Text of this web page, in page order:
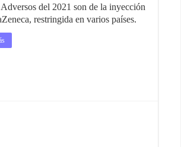
del 2021 son de la inyección
restringida en varios países.